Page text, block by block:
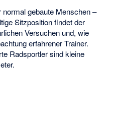
gebaute Menschen –
Sitzposition findet der
Versuchen und, wie
erfahrener Trainer.
Radsportler sind kleine